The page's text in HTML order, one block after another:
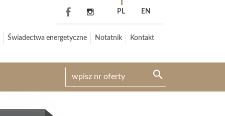
PL EN
Świadectwa energetyczne Notatnik Kontakt